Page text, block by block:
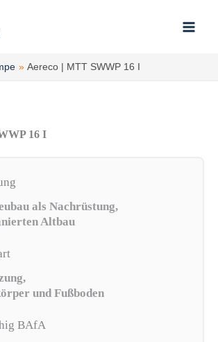
Aereco | MTT SWWP 16 I
16 I
als Nachrüstung,
Altbau
und Fußboden
BAfA